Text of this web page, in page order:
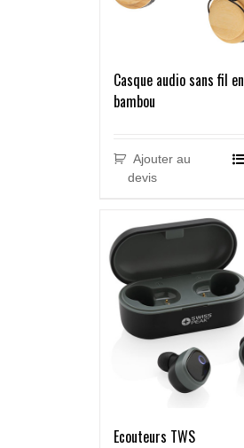
Casque audio sans fil en
bambou
Ajouter au
devis
Ecouteurs TWS